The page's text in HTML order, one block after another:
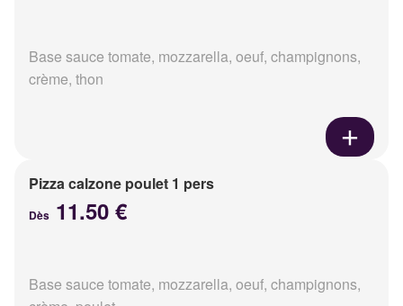
Base sauce tomate, mozzarella, oeuf, champignons,
crème, thon
Pizza calzone poulet 1 pers
Dès 11.50 €
Base sauce tomate, mozzarella, oeuf, champignons,